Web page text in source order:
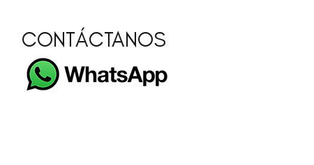
CONTÁCTANOS